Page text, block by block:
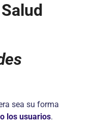
sea su forma
los usuarios.